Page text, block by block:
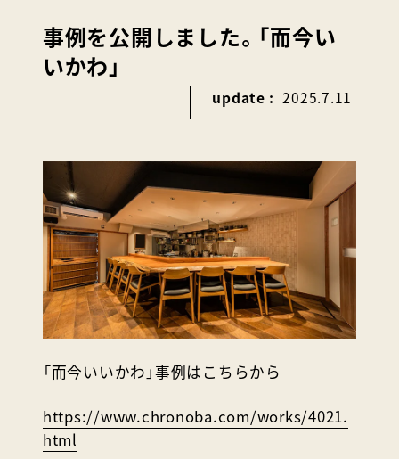
事例を公開しました。「而今い
いかわ」
update : 2025.7.11
「而今いいかわ」事例はこちらから
https://www.chronoba.com/works/4021.
html